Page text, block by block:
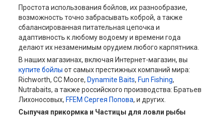
Простота использования бойлов, их разнообразие,
возможность точно забрасывать коброй, а также
сбалансированная питательная цепочка и
адаптивность к любому водоему и времени года
делают их незаменимым орудием любого карпятника.
В наших магазинах, включая Интернет-магазин, вы
купите бойлы от самых престижных компаний мира:
Richworth, CC Moore, Dynamite Baits, Fun Fishing,
Nutrabaits, а также российского производства: Братьев
Лихоносовых, FFEM Сергея Попова, и других.
Сыпучая прикормка и Частицы для ловли рыбы